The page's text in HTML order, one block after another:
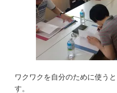
ワクワクを自分のために使う
す。